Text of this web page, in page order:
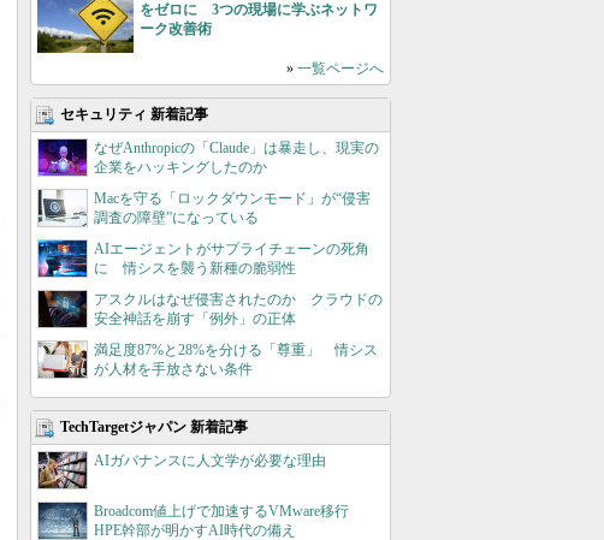
をゼロに 3つの現場に学ぶネットワ
ーク改善術
» 一覧ページへ
セキュリティ 新着記事
なぜAnthropicの「Claude」は暴走し、現実の
企業をハッキングしたのか
Macを守る「ロックダウンモード」が“侵害
調査の障壁”になっている
AIエージェントがサプライチェーンの死角
に 情シスを襲う新種の脆弱性
アスクルはなぜ侵害されたのか クラウドの
安全神話を崩す「例外」の正体
満足度87%と28%を分ける「尊重」 情シス
が人材を手放さない条件
TechTargetジャパン 新着記事
AIガバナンスに人文学が必要な理由
Broadcom値上げで加速するVMware移行
HPE幹部が明かすAI時代の備え